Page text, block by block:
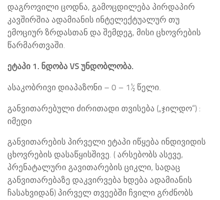
დაგროვილი ცოდნა, გამოცდილება პირდაპირ
კავშირშია ადამიანის ინტელექტუალურ თუ
ემოციურ ზრდასთან და შემდეგ, მისი ცხოვრების
წარმართვაში.
ეტაპი 1. ნდობა VS უნდობლობა.
ასაკობრივი დიაპაზონი – 0 – 1½ წელი.
განვითარებული ძირითადი თვისება („ჯილდო“) :
იმედი
განვითარების პირველი ეტაპი იწყება ინდივიდის
ცხოვრების დასაწყისშივე. ( არსებობს ასევე,
პრენატალური გავითარების ციკლი, სადაც
განვითარებაზე დაკვირვება ხდება ადამიანის
ჩასახვიდან) პირველ თვეებში ჩვილი გრძნობს